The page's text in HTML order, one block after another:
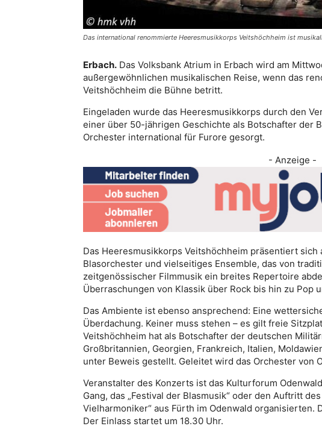
Das international renommierte Heeresmusikkorps Veitshöchheim ist
Erbach. Das Volksbank Atrium in Erbach wird am
außergewöhnlichen musikalischen Reise, wenn das
Veitshöchheim die Bühne betritt.
Eingeladen wurde das Heeresmusikkorps durch den
einer über 50-jährigen Geschichte als Botschafter der
Orchester international für Furore gesorgt.
- Anzeige -
Das Heeresmusikkorps Veitshöchheim präsentiert
Blasorchester und vielseitiges Ensemble, das von
zeitgenössischer Filmmusik ein breites Repertoire
Überraschungen von Klassik über Rock bis hin zu Pop
Das Ambiente ist ebenso ansprechend: Eine
Überdachung. Keiner muss stehen – es gilt freie
Veitshöchheim hat als Botschafter der deutschen
Großbritannien, Georgien, Frankreich, Italien,
unter Beweis gestellt. Geleitet wird das Orchester von
Veranstalter des Konzerts ist das Kulturforum
Gang, das „Festival der Blasmusik“ oder den Auftritt
Vielharmoniker“ aus Fürth im Odenwald organisierten.
Der Einlass startet um 18.30 Uhr.